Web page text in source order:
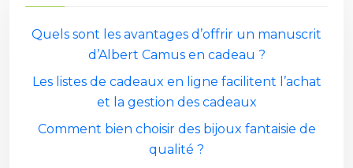
Quels sont les avantages d’offrir un manuscrit
d’Albert Camus en cadeau ?
Les listes de cadeaux en ligne facilitent l’achat
et la gestion des cadeaux
Comment bien choisir des bijoux fantaisie de
qualité ?